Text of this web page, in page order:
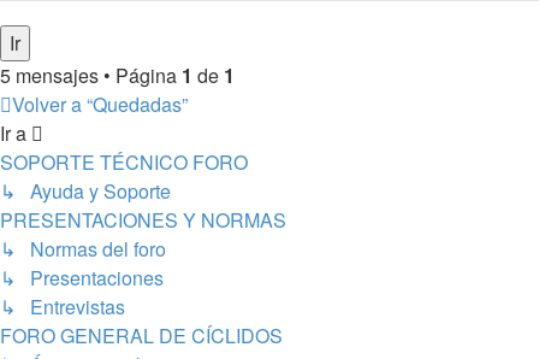
5 mensajes • Página 1 de 1
Volver a “Quedadas”
Ir a
SOPORTE TÉCNICO FORO
↳ Ayuda y Soporte
PRESENTACIONES Y NORMAS
↳ Normas del foro
↳ Presentaciones
↳ Entrevistas
FORO GENERAL DE CÍCLIDOS